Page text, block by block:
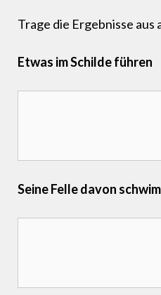
Trage die Ergebnisse aus
Etwas im Schilde führen
Seine Felle davon